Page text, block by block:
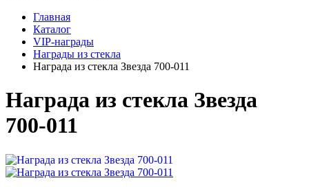
Главная
Каталог
VIP‑награды
Награды из стекла
Награда из стекла Звезда 700‑011
Награда из стекла Звезда
700‑011